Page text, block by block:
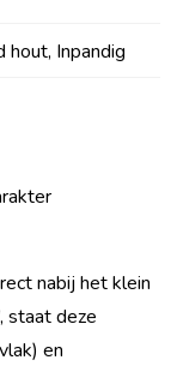
hout, Inpandig
nabij het klein
staat deze
en